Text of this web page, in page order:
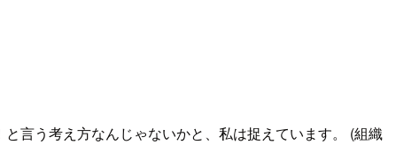
言う考え方なんじゃないかと、私は捉えています。 (組織